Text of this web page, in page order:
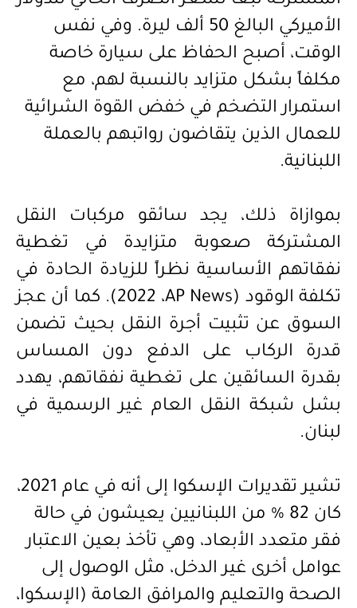
الأميركي البالغ 50 ألف ليرة. وفي نفس
الوقت، أصبح الحفاظ على سيارة خاصة
مكلفاً بشكل متزايد بالنسبة لهم، مع
استمرار التضخم في خفض القوة الشرائية
للعمال الذين يتقاضون رواتبهم بالعملة
اللبنانية.
بموازاة ذلك، يجد سائقو مركبات النقل
المشتركة صعوبة متزايدة في تغطية
نفقاتهم الأساسية نظراً للزيادة الحادة في
تكلفة الوقود (AP News
، 2022). كما أن عجز
السوق عن تثبيت أجرة النقل بحيث تضمن
قدرة الركاب على الدفع دون المساس
بقدرة السائقين على تغطية نفقاتهم، يهدد
بشل شبكة النقل العام غير الرسمية في
لبنان.
تشير تقديرات الإسكوا إلى أنه في عام 2021،
كان 82 % من اللبنانيين يعيشون في حالة
فقر متعدد الأبعاد، وهي تأخذ بعين الاعتبار
عوامل أخرى غير الدخل، مثل الوصول إلى
الصحة والتعليم والمرافق العامة (الإسكوا،